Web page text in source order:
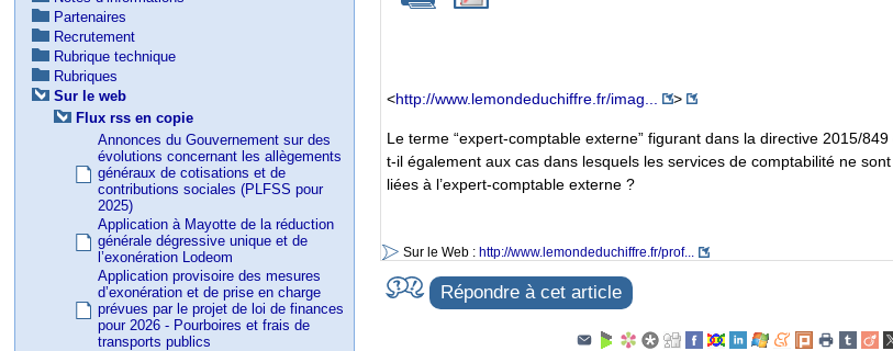
<http://www.lemondeduchiffre.fr/imag... >
Le terme “expert-comptable externe” figurant dans la directive 2015/
t-il également aux cas dans lesquels les services de comptabilité ne
liées à l’expert-comptable externe ?
Sur le Web : http://www.lemondeduchiffre.fr/prof...
Répondre à cet article
Partenaires
Recrutement
Rubrique technique
Rubriques
Sur le web
Flux rss en copie
Annonces du Gouvernement sur des
évolutions concernant les allègements
généraux de cotisations et de
contributions sociales (PLFSS pour
2025)
Application à Mayotte de la réduction
générale dégressive unique et de
l’exonération Lodeom
Application provisoire des mesures
d’exonération et de prise en charge
prévues par le projet de loi de finances
pour 2026 - Pourboires et frais de
transports publics